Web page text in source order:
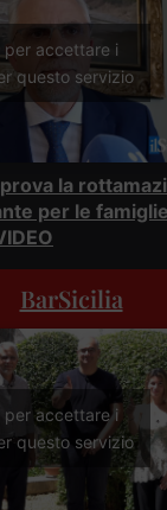
per accettare i
questo servizio
la
per le
BarSicilia
per accettare i
questo servizio